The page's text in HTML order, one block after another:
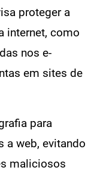
proteger a
internet, como
nos e-
em sites de
para
a web, evitando
maliciosos